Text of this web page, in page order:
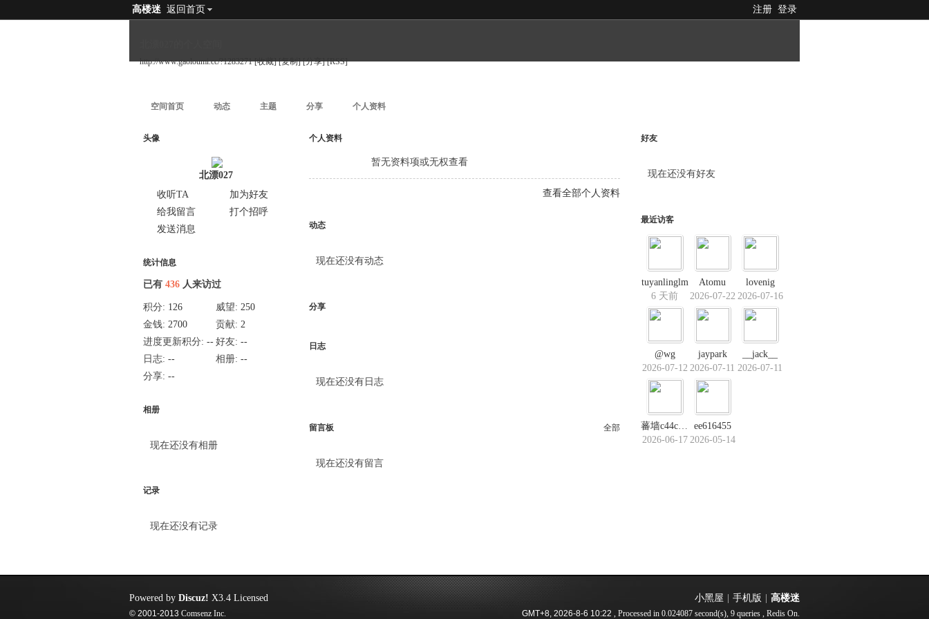
注册 登录
高楼迷 返回首页
http://www.gaoloumi.cc/?1283271 [收藏] [复制] [分享] [RSS]
空间首页 动态 主题 分享 个人资料
头像
北漂027
收听TA
加为好友
给我留言
打个招呼
发送消息
统计信息
已有 436 人来访过
积分: 126 威望: 250
金钱: 2700 贡献: 2
进度更新积分: -- 好友: --
日志: -- 相册: --
分享: --
相册
现在还没有相册
记录
现在还没有记录
个人资料
暂无资料项或无权查看
查看全部个人资料
动态
现在还没有动态
分享
日志
现在还没有日志
留言板 全部
现在还没有留言
好友
现在还没有好友
最近访客
tuyanlinglm
6 天前
Atomu
2026-07-22
lovenig
2026-07-16
@wg
2026-07-12
jaypark
2026-07-11
__jack__
2026-07-11
蕃墙c44c．us
2026-06-17
ee616455
2026-05-14
小黑屋 手机版 高楼迷
GMT+8, 2026-8-6 10:22 , Processed in 0.024087 second(s), 9 queries , Redis On.
Powered by Discuz! X3.4 Licensed
© 2001-2013 Comsenz Inc.